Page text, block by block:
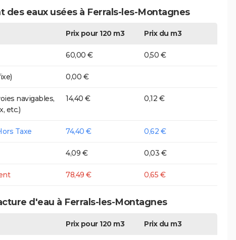
eaux usées à Ferrals-les-Montagnes
Prix pour 120 m3 Prix du m3
60,00 € 0,50 €
0,00 €
navigables,
etc.)
14,40 € 0,12 €
Taxe 74,40 € 0,62 €
4,09 € 0,03 €
78,49 € 0,65 €
d'eau à Ferrals-les-Montagnes
Prix pour 120 m3 Prix du m3